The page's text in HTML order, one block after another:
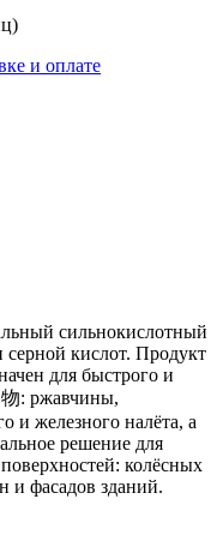
и оплате
сильнокислотный
серной кислот. Продукт
для быстрого и
: ржавчины,
и железного налёта, а
решение для
колёсных
и фасадов зданий.